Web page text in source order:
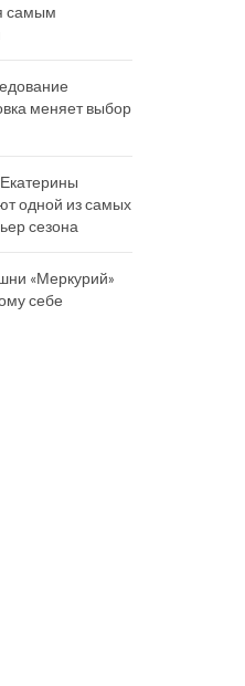
самым
меняет выбор
одной из самых
сезона
«Меркурий»
себе